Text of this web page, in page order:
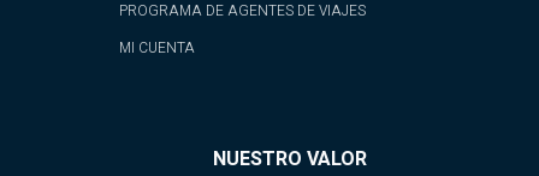
PROGRAMA DE AGENTES DE VIAJES
MI CUENTA
NUESTRO VALOR